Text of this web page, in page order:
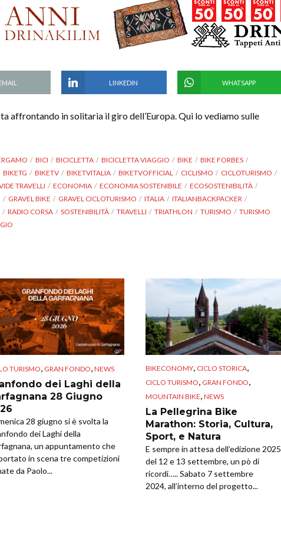
LINKEDIN WHATSAPP
affrontando in solitaria il giro dell’Europa. Qui lo vediamo sulle
BICI BICICLETTA BICICLETTA VIAGGIO BIKE
BIKE FORBES
BIKETG BIKETV BIKETVITALIA BIKETVOFFICIAL CICLISMO
CICLOTURISMO
TRAVELLI ECONOMIA ECONOMIA SOSTENIBILE
ECOSOSTENIBILITÀ
GRAVEL BIKE GRAVEL CICLOTURISMO ITALIA
ITALIANBACKPACKER
RADIO CORSA SOSTENIBILITÀ TRAVELLI TRIATHLON TURISMO
TURISMO
TURISMO, GRAN FONDO, NEWS
dei Laghi della
28 Giugno
28 giugno si è svolta la
dei Laghi della
un appuntamento che
in scena tre competizioni
da Paolo...
BIKECONOMY, CICLO STORICA,
CICLO TURISMO, GRAN FONDO,
MOUNTAIN BIKE, NEWS
La Pellegrina Bike
Marathon: Storia, Cultura,
Sport, e Natura
E sempre in attesa dell’edizione 2025
del 12 e 13 settembre, un pò di
ricordi….. Sabato 7 settembre
2024, all’interno del progetto...